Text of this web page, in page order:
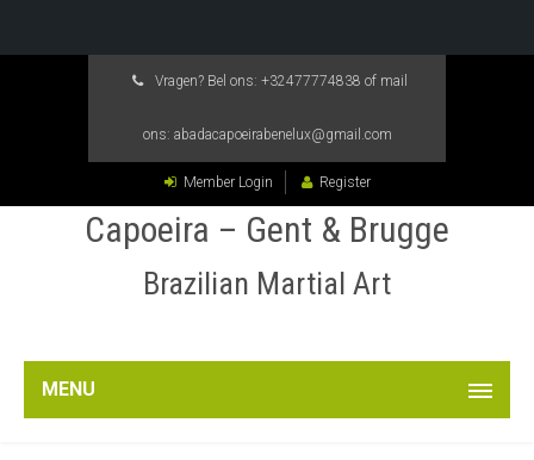
Vragen? Bel ons: +32477774838 of mail
ons: abadacapoeirabenelux@gmail.com
Member Login Register
Capoeira – Gent & Brugge
Brazilian Martial Art
MENU